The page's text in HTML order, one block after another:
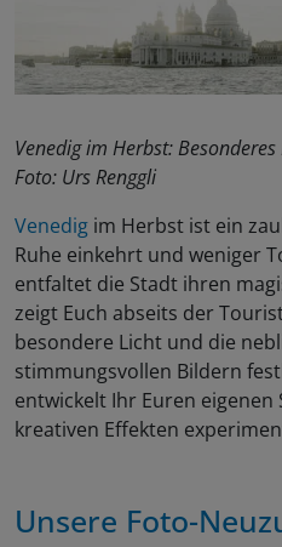
Venedig im Herbst:
Foto: Urs Renggli
Venedig im Herbst ist ein
Ruhe einkehrt und weniger
entfaltet die Stadt ihren
zeigt Euch abseits der
besondere Licht und die
stimmungsvollen Bildern
entwickelt Ihr Euren
kreativen Effekten
Unsere Foto-